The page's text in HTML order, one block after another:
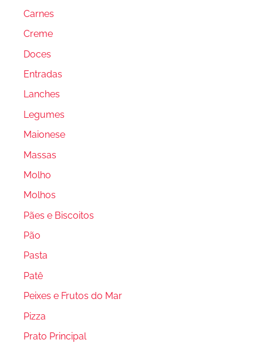
Carnes
Creme
Doces
Entradas
Lanches
Legumes
Maionese
Massas
Molho
Molhos
Pães e Biscoitos
Pão
Pasta
Patê
Peixes e Frutos do Mar
Pizza
Prato Principal